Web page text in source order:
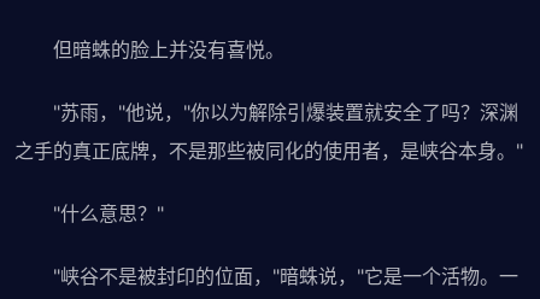
但暗蛛的脸上并没有喜悦。
"苏雨，"他说，"你以为解除引爆装置就安全了吗？深渊
之手的真正底牌，不是那些被同化的使用者，是峡谷本身。"
"什么意思？"
"峡谷不是被封印的位面，"暗蛛说，"它是一个活物。一